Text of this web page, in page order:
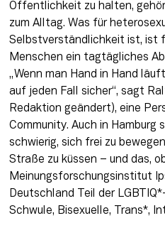
Öffentlichkeit zu halten,
zum Alltag. Was für
Selbstverständlichkeit ist, ist
Menschen ein tagtägliches
„Wenn man Hand in Hand
auf jeden Fall sicher“, sagt
Redaktion geändert), eine
Community. Auch in Hamburg
schwierig, sich frei zu
Straße zu küssen – und das,
Meinungsforschungsinstitut
Deutschland Teil der
Schwule, Bisexuelle, Trans*,